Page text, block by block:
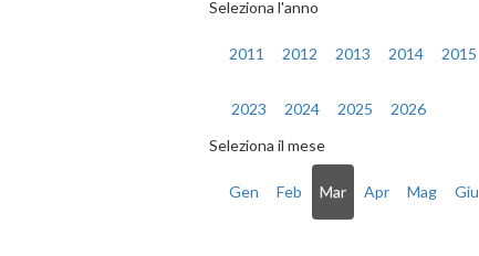
Seleziona l'anno
2011 2012 2013 2014 2015
2023 2024 2025
2026
Seleziona il mese
Gen Feb Mar Apr Mag Giu